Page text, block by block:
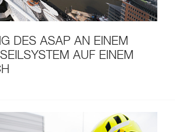
DES ASAP AN EINEM
AUF EINEM